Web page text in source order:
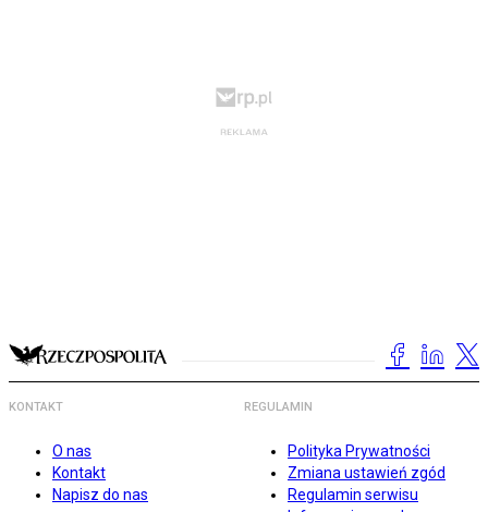
KONTAKT
O nas
Kontakt
Napisz do nas
REGULAMIN
Polityka Prywatności
Zmiana ustawień zgód
Regulamin serwisu